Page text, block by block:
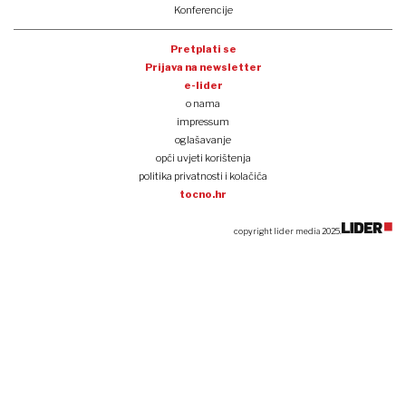
Konferencije
Pretplati se
Prijava na newsletter
e-lider
o nama
impressum
oglašavanje
opći uvjeti korištenja
politika privatnosti i kolačića
tocno.hr
copyright lider media 2025.